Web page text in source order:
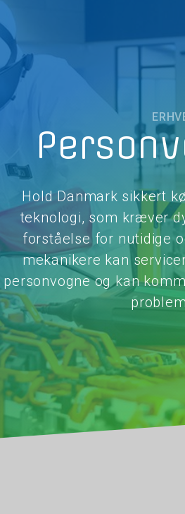
Hold Danmark sikkert
teknologi, som kræver
forståelse for nutidige
mekanikere kan
personvogne og kan